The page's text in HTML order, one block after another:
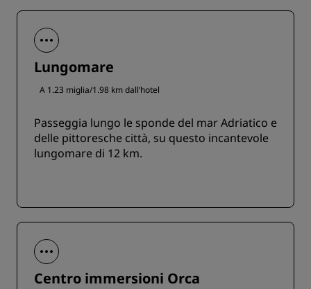
Lungomare
A 1.23 miglia/1.98 km dall’hotel
Passeggia lungo le sponde del mar Adriatico e
delle pittoresche città, su questo incantevole
lungomare di 12 km.
Centro immersioni Orca